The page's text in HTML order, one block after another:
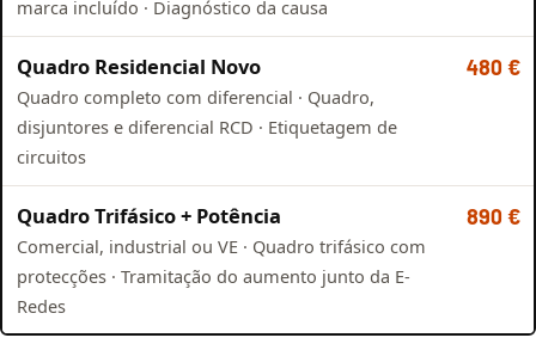
marca incluído · Diagnóstico da causa
Quadro Residencial Novo
Quadro completo com diferencial · Quadro,
disjuntores e diferencial RCD · Etiquetagem de
circuitos
480 €
Quadro Trifásico + Potência
Comercial, industrial ou VE · Quadro trifásico com
protecções · Tramitação do aumento junto da E-
Redes
890 €